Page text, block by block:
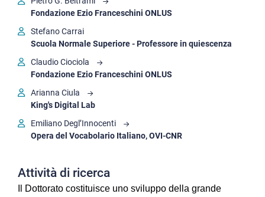
Fondazione Ezio Franceschini ONLUS
Stefano Carrai
Scuola Normale Superiore - Professore in quiescenza
Claudio Ciociola
Fondazione Ezio Franceschini ONLUS
Arianna Ciula
King's Digital Lab
Emiliano Degl’Innocenti
Opera del Vocabolario Italiano, OVI-CNR
Attività di ricerca
Il Dottorato costituisce uno sviluppo della grande